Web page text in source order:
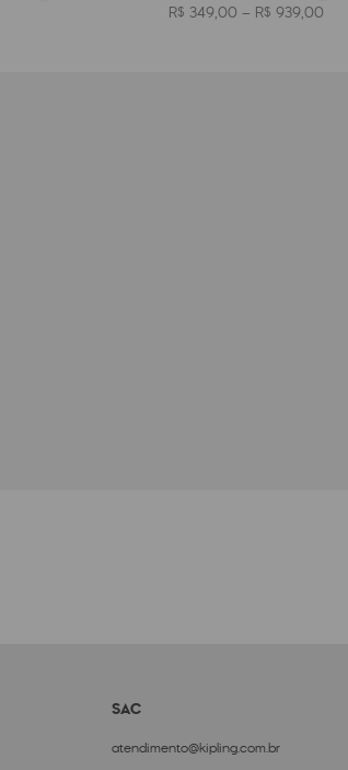
R$ 349,00 – R$ 939,00
SAC
atendimento@kipling.com.br